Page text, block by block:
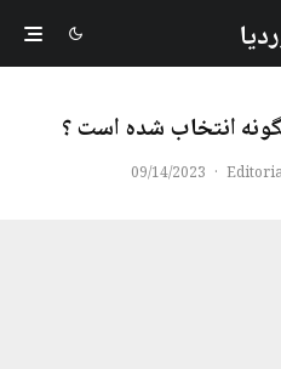
انتخاب شده است ؟
·
09/14/2023